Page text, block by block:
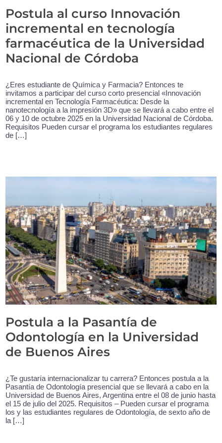
Postula al curso Innovación
incremental en tecnología
farmacéutica de la Universidad
Nacional de Córdoba
¿Eres estudiante de Química y Farmacia? Entonces te
invitamos a participar del curso corto presencial «Innovación
incremental en Tecnología Farmacéutica: Desde la
nanotecnología a la impresión 3D» que se llevará a cabo entre el
06 y 10 de octubre 2025 en la Universidad Nacional de Córdoba.
Requisitos Pueden cursar el programa los estudiantes regulares
de […]
Postula a la Pasantía de
Odontología en la Universidad
de Buenos Aires
¿Te gustaría internacionalizar tu carrera? Entonces postula a la
Pasantía de Odontología presencial que se llevará a cabo en la
Universidad de Buenos Aires, Argentina entre el 08 de junio hasta
el 15 de julio del 2025. Requisitos – Pueden cursar el programa
los y las estudiantes regulares de Odontología, de sexto año de
la […]